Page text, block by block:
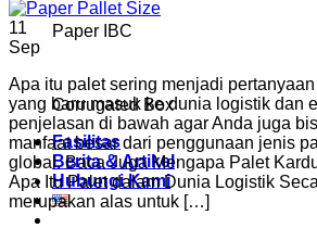
Paper IBC
Corrugated Box
Fasilitas
Berita & Artikel
Hubungi Kami
11
Sep
Apa itu palet sering menjadi
yang baru masuk ke dunia logistik dan
penjelasan di bawah agar Anda juga
manfaat besar dari penggunaan jenis
global. Baca Juga Mengapa Palet
Apa Itu Palet dalam Dunia Logistik
merupakan alas untuk […]